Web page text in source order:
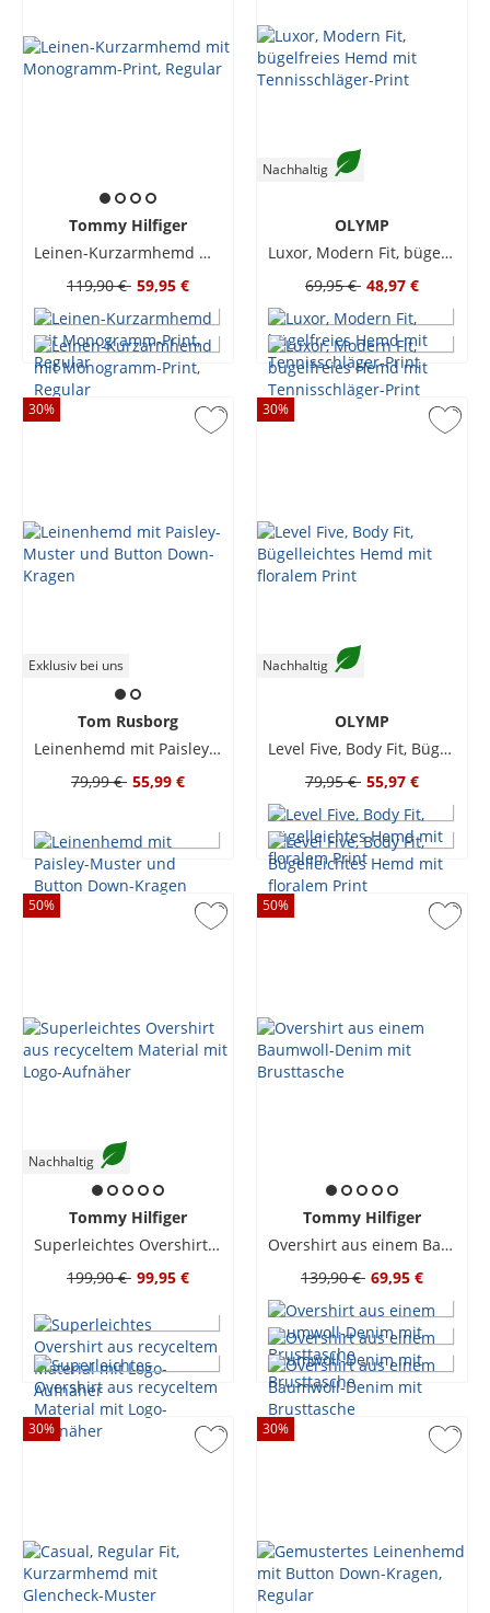
Tommy Hilfiger
Leinen-Kurzarmhemd mit Monogramm-Print, Regular
119,90 € 59,95 €
Nachhaltig
OLYMP
Luxor, Modern Fit, bügelfreies Hemd mit Tennisschläger-Print
69,95 € 48,97 €
30%
Exklusiv bei uns
Tom Rusborg
Leinenhemd mit Paisley-Muster und Button Down-Kragen
79,99 € 55,99 €
30%
Nachhaltig
OLYMP
Level Five, Body Fit, Bügelleichtes Hemd mit floralem Print
79,95 € 55,97 €
50%
Nachhaltig
Tommy Hilfiger
Superleichtes Overshirt aus recyceltem Material mit Logo-Aufnäher
199,90 € 99,95 €
50%
Tommy Hilfiger
Overshirt aus einem Baumwoll-Denim mit Brusttasche
139,90 € 69,95 €
30% 30%